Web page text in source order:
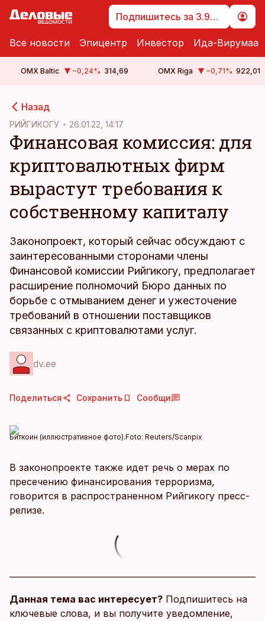
Подпишитесь за 3.99 €
Все новости Эпицентр Инвестор Ида-Вирумаа
OMX Baltic −0,24% 314,69 OMX Riga −0,71% 922,01
Назад
РИЙГИКОГУ 26.01.22, 14:17
Финансовая комиссия: для
криптовалютных фирм
вырастут требования к
собственному капиталу
Законопроект, который сейчас обсуждают с
заинтересованными сторонами члены
Финансовой комиссии Рийгикогу, предполагает
расширение полномочий Бюро данных по
борьбе с отмыванием денег и ужесточение
требований в отношении поставщиков
связанных с криптовалютами услуг.
dv.ee
Поделиться Сохранить Сообщи
Биткоин (иллюстративное фото).Foto: Reuters/Scanpix
В законопроекте также идет речь о мерах по
пресечению финансирования терроризма,
говорится в распространенном Рийгикогу пресс-
релизе.
Данная тема вас интересует? Подпишитесь на
ключевые слова, и вы получите уведомление,